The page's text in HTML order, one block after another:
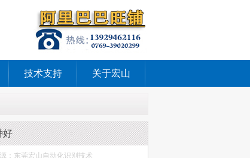
技术支持 关于宏山
好
：东莞宏山自动化识别技术